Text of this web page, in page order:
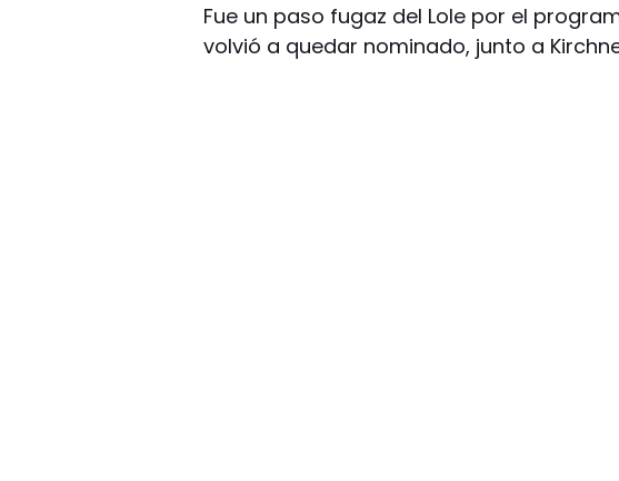
Fue un paso fugaz del Lole por el
volvió a quedar nominado, junto a